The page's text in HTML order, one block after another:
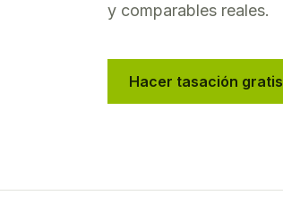
y comparables reales.
Hacer tasación gratis